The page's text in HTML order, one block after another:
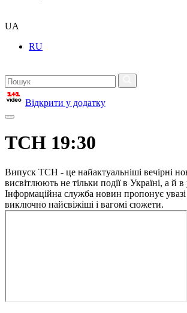
UA
RU
Відкрити у додатку
ТСН 19:30
Випуск ТСН - це найактуальніші вечірні
висвітлюють не тільки події в Україні, а й в
Інформаційна служба новин пропонує увазі
виключно найсвіжіші і вагомі сюжети.